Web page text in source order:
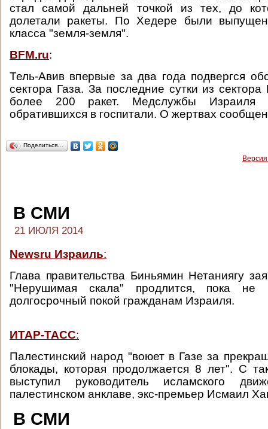
стал самой дальней точкой из тех, до
долетали ракеты. По Хедере были
класса "земля-земля".
BFM.ru:
Тель-Авив впервые за два года подвергся
сектора Газа. За последние сутки из
более 200 ракет. Медслужбы Израиля
обратившихся в госпитали. О жертвах
Поделиться…
В СМИ
21 ИЮЛЯ 2014
Newsru Израиль:
Глава правительства Биньямин Нетаниягу
"Нерушимая скала" продлится, пока не
долгосрочный покой гражданам Израиля.
ИТАР-ТАСС:
Палестинский народ "воюет в Газе за
блокады, которая продолжается 8 лет". С
выступил руководитель исламского
палестинском анклаве, экс-премьер Исмаил
В СМИ